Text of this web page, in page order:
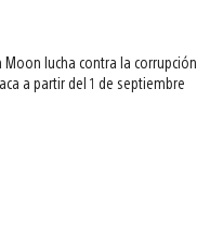
Moon lucha contra la corrupción
a partir del 1 de septiembre